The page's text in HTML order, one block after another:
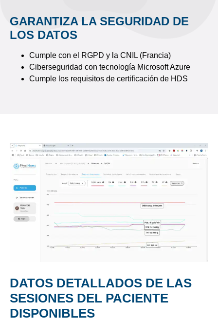
GARANTIZA LA SEGURIDAD DE
LOS DATOS
Cumple con el RGPD y la CNIL (Francia)
Ciberseguridad con tecnología Microsoft Azure
Cumple los requisitos de certificación de HDS
DATOS DETALLADOS DE LAS
SESIONES DEL PACIENTE
DISPONIBLES